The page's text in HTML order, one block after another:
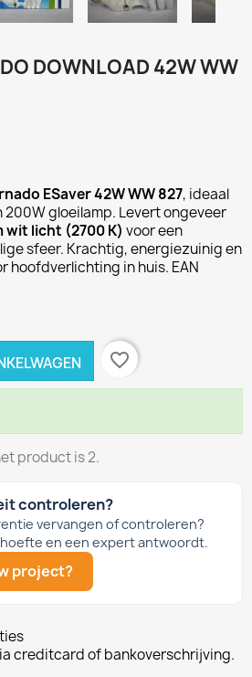
DOWNLOAD 42W WW
ESaver 42W WW 827, ideaal
gloeilamp. Levert ongeveer
wit licht (2700 K) voor een
sfeer. Krachtig, energiezuinig en
hoofdverlichting in huis. EAN
favorite_border
product is 2.
controleren?
vervangen of controleren?
en een expert antwoordt.
project?
creditcard of bankoverschrijving.